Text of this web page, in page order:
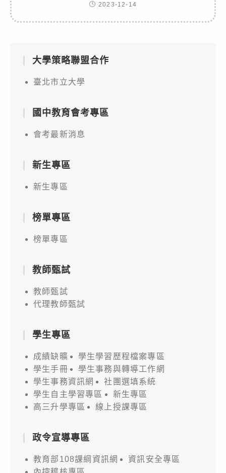
2023-12-14
大學策略聯盟合作
臺北市立大學
國中教育會考專區
會考最新消息
新生專區
新生專區
榜單專區
榜單專區
教師甄試
教師甄試
代理教師甄試
學生專區
成績缺曠
學生學習歷程檔案專區
學生手冊
學生事務與轉導工作網
學生事務資訊網
社團選填系統
學生自主學習專區
新生專區
高三升學專區
線上授課專區
政令宣導專區
教育部108課綱資訊網
資訊安全專區